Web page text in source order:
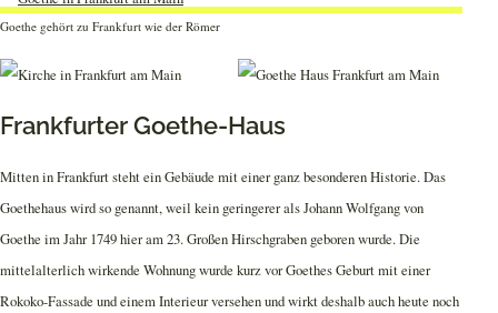
Goethe gehört zu Frankfurt wie der Römer
Frankfurter Goethe-Haus
Mitten in Frankfurt steht ein Gebäude mit einer ganz besonderen Historie. Das
Goethehaus wird so genannt, weil kein geringerer als Johann Wolfgang von
Goethe im Jahr 1749 hier am 23. Großen Hirschgraben geboren wurde. Die
mittelalterlich wirkende Wohnung wurde kurz vor Goethes Geburt mit einer
Rokoko-Fassade und einem Interieur versehen und wirkt deshalb auch heute noch